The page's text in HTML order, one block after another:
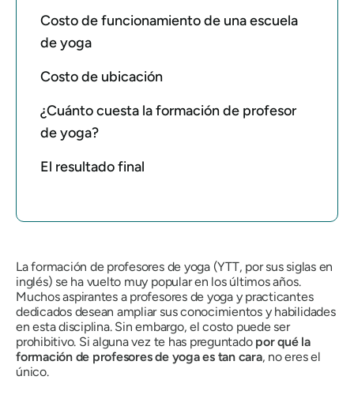
Costo de funcionamiento de una escuela
de yoga
Costo de ubicación
¿Cuánto cuesta la formación de profesor
de yoga?
El resultado final
La formación de profesores de yoga (YTT, por sus siglas en
inglés) se ha vuelto muy popular en los últimos años.
Muchos aspirantes a profesores de yoga y practicantes
dedicados desean ampliar sus conocimientos y habilidades
en esta disciplina. Sin embargo, el costo puede ser
prohibitivo. Si alguna vez te has preguntado por qué la
formación de profesores de yoga es tan cara, no eres el
único.